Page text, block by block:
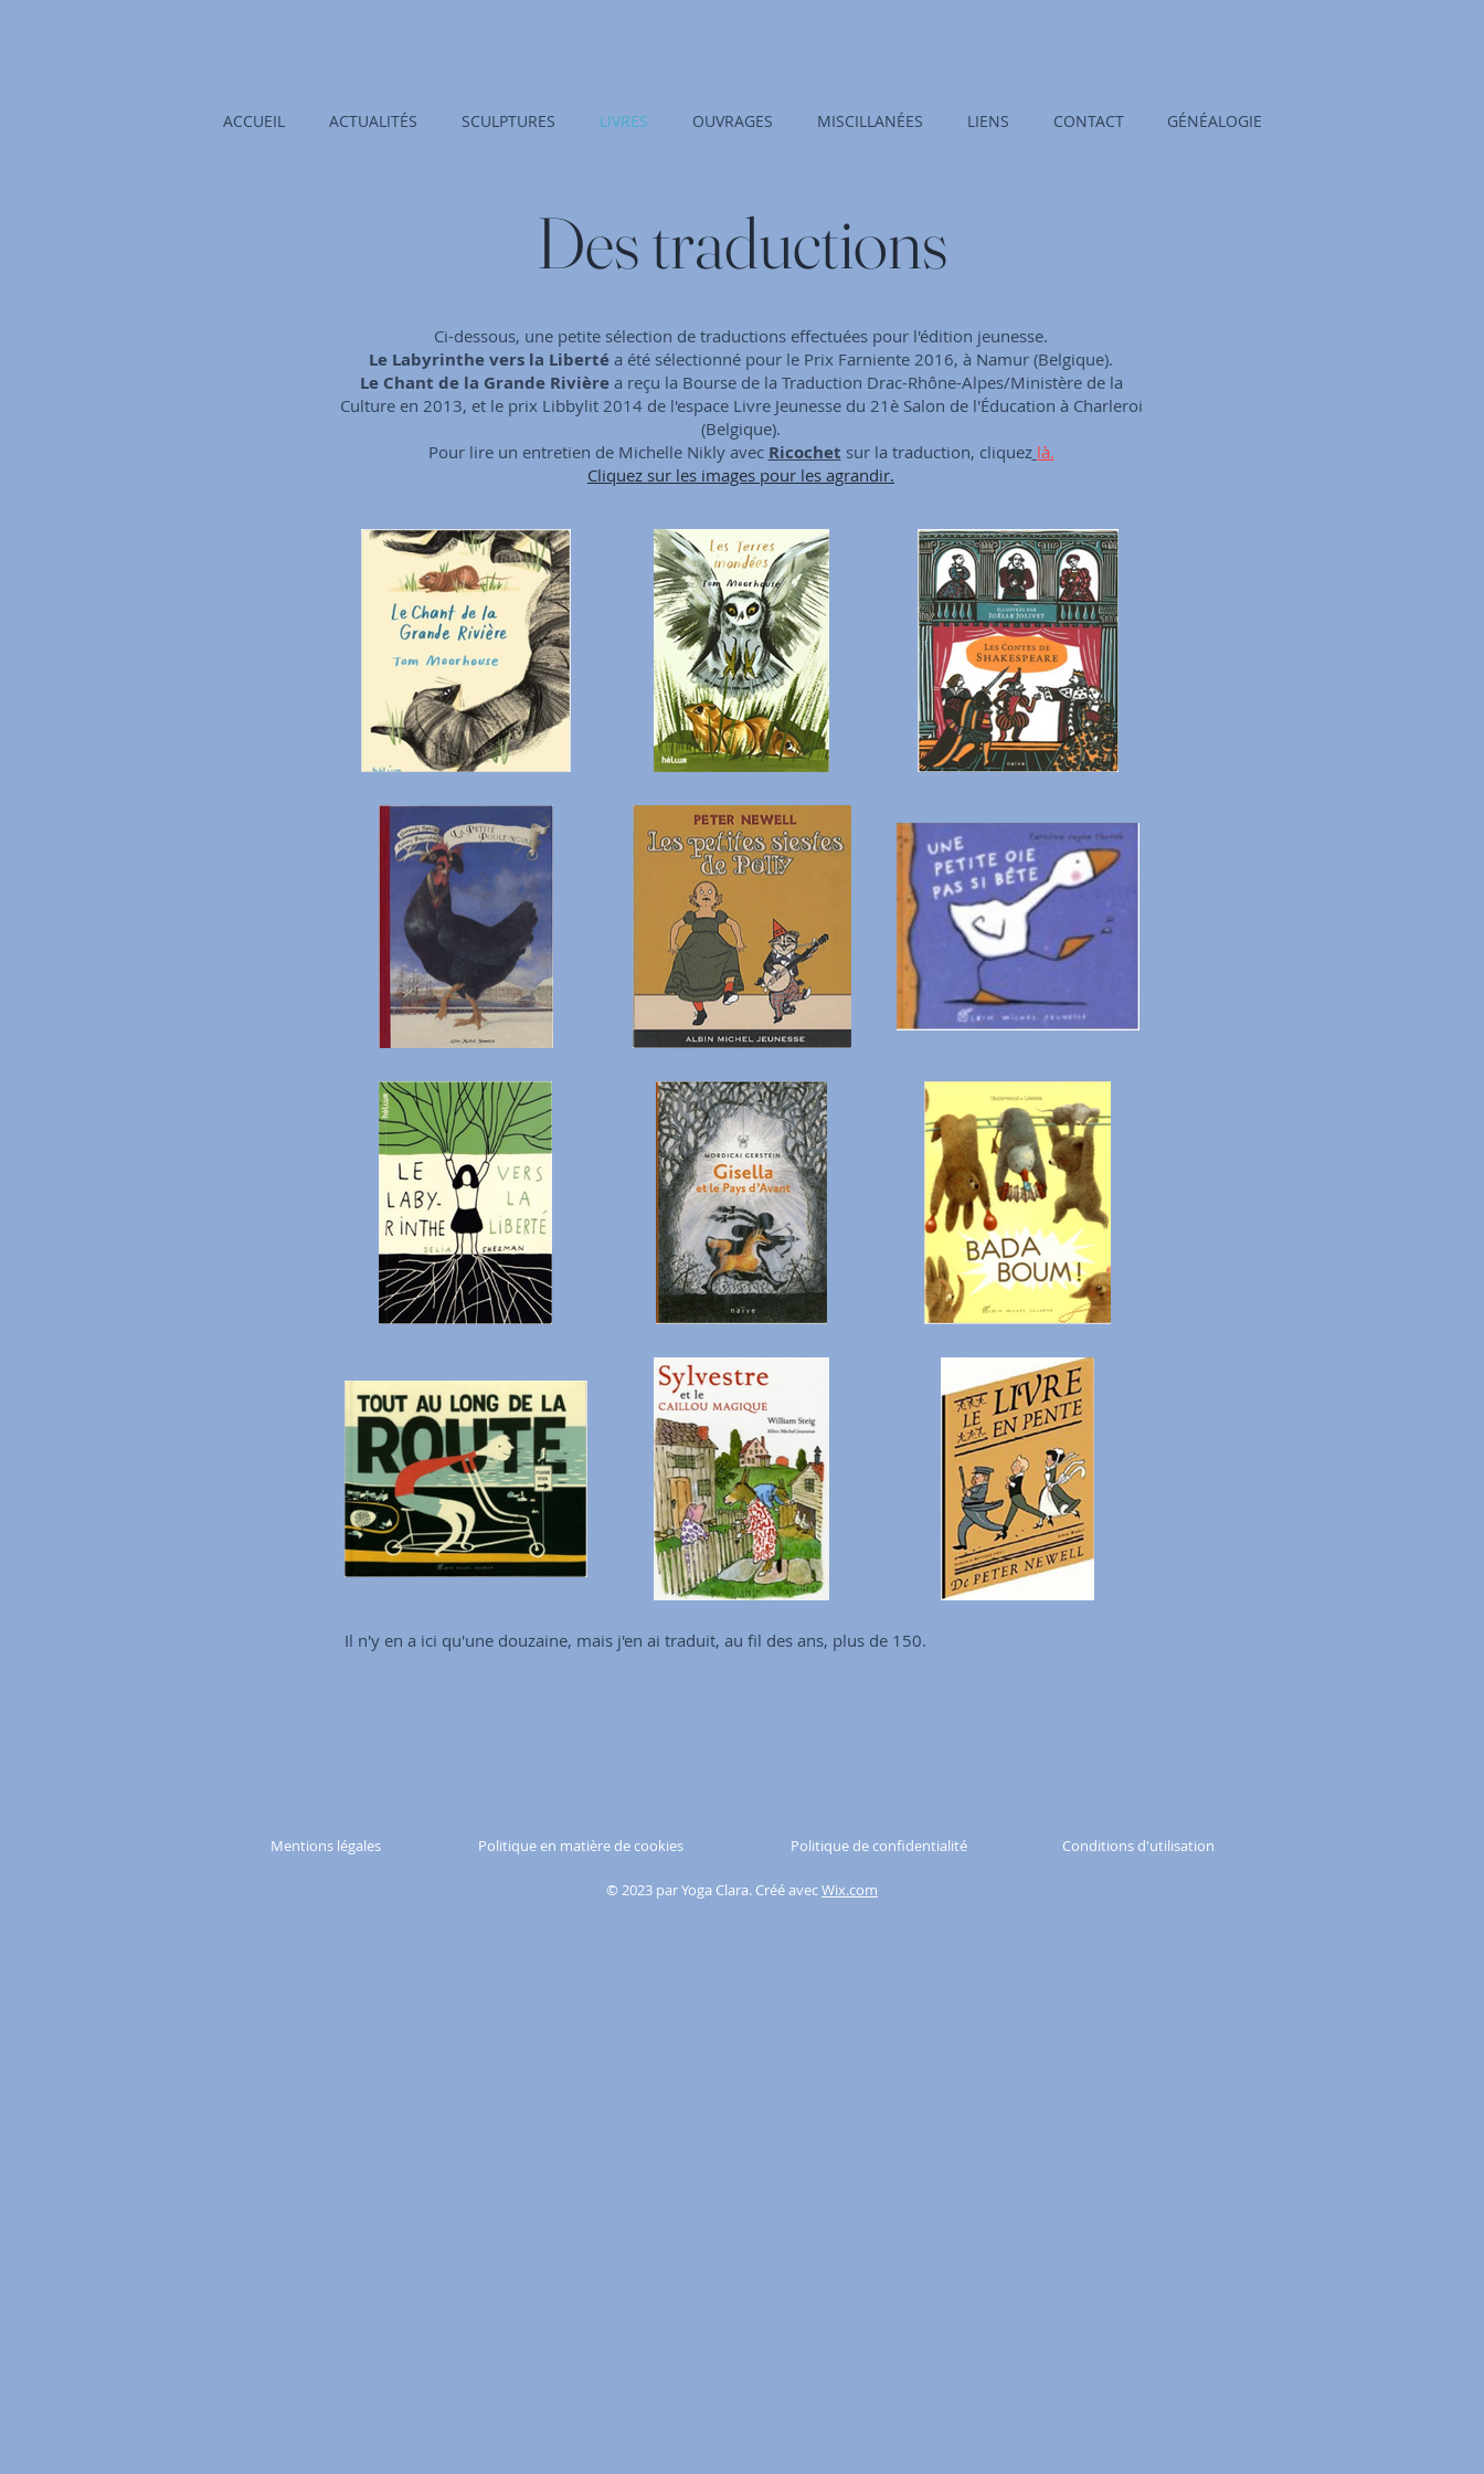
ACCUEIL ACTUALITÉS SCULPTURES LIVRES OUVRAGES MISCILLANÉES LIENS CONTACT GÉNÉALOGIE
Des traductions
Ci-dessous, une petite sélection de traductions effectuées pour l'édition jeunesse.
Le Labyrinthe vers la Liberté a été sélectionné pour le Prix Farniente 2016, à Namur (Belgique).
Le Chant de la Grande Rivièrea reçu la Bourse de la Traduction Drac-Rhône-Alpes/Ministère de la
Culture en 2013, et le prix Libbylit 2014 de l'espace Livre Jeunesse du 21è Salon de l'Éducation à Charleroi
(Belgique).
Pour lire un entretien de Michelle Nikly avec Ricochet sur la traduction, cliquez là.
Cliquez sur les images pour les agrandir.
Il n'y en a ici qu'une douzaine, mais j'en ai traduit, au fil des ans, plus de 150.
Mentions légales Politique en matière de cookies Politique de confidentialité Conditions d'utilisation
© 2023 par Yoga Clara. Créé avecWix.com